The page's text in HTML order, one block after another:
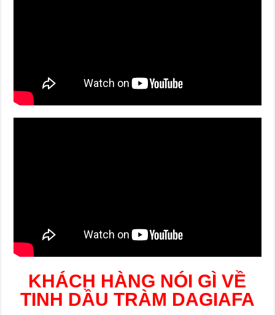
KHÁCH HÀNG NÓI GÌ VỀ
TINH DẦU TRÀM DAGIAFA